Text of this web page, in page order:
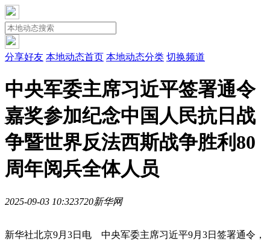
分享好友 本地动态首页 本地动态分类 切换频道
中央军委主席习近平签署通令
嘉奖参加纪念中国人民抗日战
争暨世界反法西斯战争胜利80
周年阅兵全体人员
2025-09-03 10:323720新华网
新华社北京9月3日电 中央军委主席习近平9月3日签署通令，